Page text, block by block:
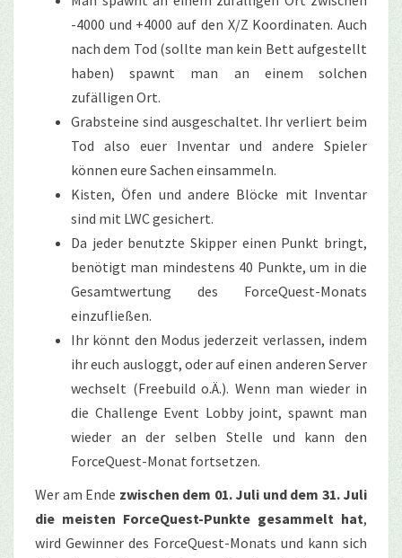
-4000 und +4000 auf den X/Z Koordinaten. Auch
nach dem Tod (sollte man kein Bett aufgestellt
haben) spawnt man an einem solchen
zufälligen Ort.
Grabsteine sind ausgeschaltet. Ihr verliert beim
Tod also euer Inventar und andere Spieler
können eure Sachen einsammeln.
Kisten, Öfen und andere Blöcke mit Inventar
sind mit LWC gesichert.
Da jeder benutzte Skipper einen Punkt bringt,
benötigt man mindestens 40 Punkte, um in die
Gesamtwertung des ForceQuest-Monats
einzufließen.
Ihr könnt den Modus jederzeit verlassen, indem
ihr euch ausloggt, oder auf einen anderen Server
wechselt (Freebuild o.Ä.). Wenn man wieder in
die Challenge Event Lobby joint, spawnt man
wieder an der selben Stelle und kann den
ForceQuest-Monat fortsetzen.
Wer am Ende zwischen dem 01. Juli und dem 31. Juli
die meisten ForceQuest-Punkte gesammelt hat,
wird Gewinner des ForceQuest-Monats und kann sich